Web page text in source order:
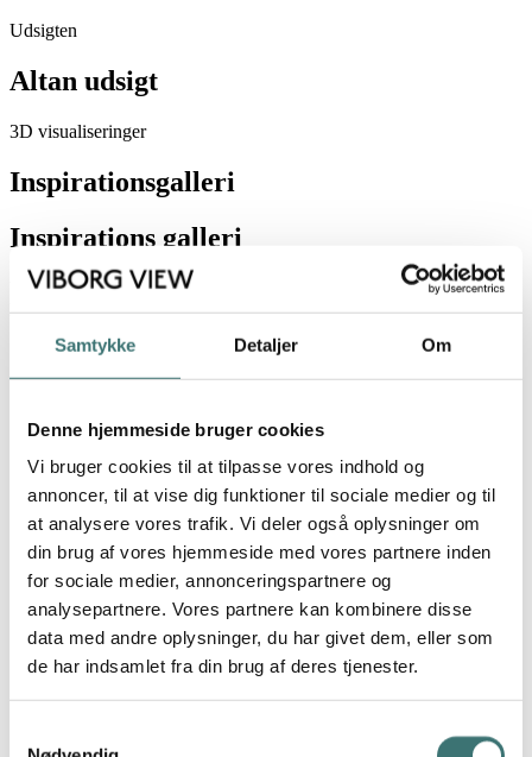
Samtykke Detaljer Om
Denne hjemmeside bruger cookies
Vi bruger cookies til at tilpasse vores indhold og
annoncer, til at vise dig funktioner til sociale medier og til
at analysere vores trafik. Vi deler også oplysninger om
din brug af vores hjemmeside med vores partnere inden
for sociale medier, annonceringspartnere og
analysepartnere. Vores partnere kan kombinere disse
data med andre oplysninger, du har givet dem, eller som
de har indsamlet fra din brug af deres tjenester.
Udsigten
Altan udsigt
3D visualiseringer
Inspirationsgalleri
Inspirations galleri
Visualiseringerne er vejledende og ikke nødvendigvis fra viste
lejlighed - derfor passer udsigterne ikke altid
Visualisering af lejlighedsnummer B21
Visualisering af lejlighedsnummer B21
Visualisering af lejlighedsnummer B21
Visualisering af lejlighedsnummer B21
Visualisering af lejlighedsnummer B21